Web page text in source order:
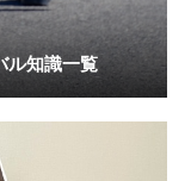
ル知識一覧